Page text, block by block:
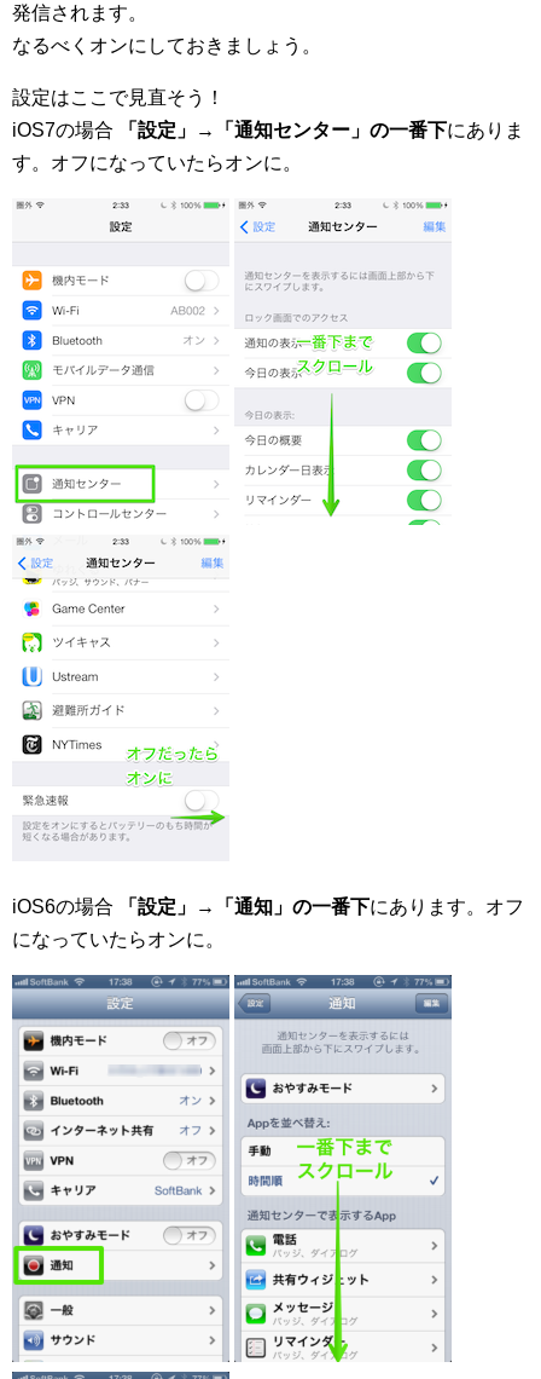
発信されます。
なるべくオンにしておきましょう。
設定はここで見直そう！
iOS7の場合
「設定」→「通知センター」の一番下にありま
す。オフになっていたらオンに。
iOS6の場合 「設定」→「通知」の一番下にあります。オフ
になっていたらオンに。